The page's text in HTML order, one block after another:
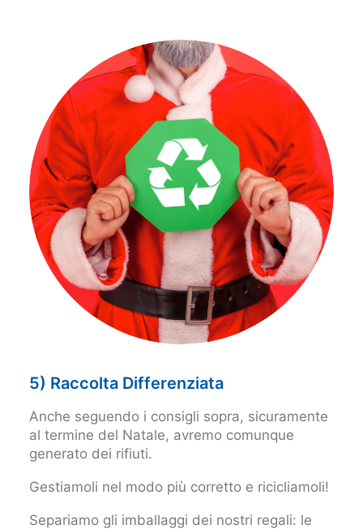
5) Raccolta Differenziata
Anche seguendo i consigli sopra, sicuramente
al termine del Natale, avremo comunque
generato dei rifiuti.
Gestiamoli nel modo più corretto e ricicliamoli!
Separiamo gli imballaggi dei nostri regali: le